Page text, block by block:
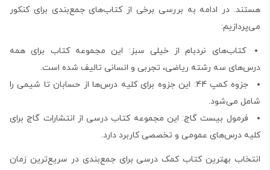
هستند. در ادامه به بررسی برخی از کتاب‌های جمع‌بندی برای کنکور
می‌پردازیم:
کتاب‌های نردبام از خیلی سبز: این مجموعه کتاب برای همه
درس‌های سه رشته ریاضی، تجربی و انسانی تالیف شده است.
جزوه کمپ 44: این جزوه برای کلیه درس‌ها از حسابان تا شیمی را
شامل می‌شود.
فرمول بیست گاج: این مجموعه کتاب درسی از انتشارات گاج برای
کلیه درس‌های عمومی و تخصصی کاربرد دارد.
انتخاب بهترین کتاب کمک درسی برای جمع‌بندی در سریع‌ترین زمان